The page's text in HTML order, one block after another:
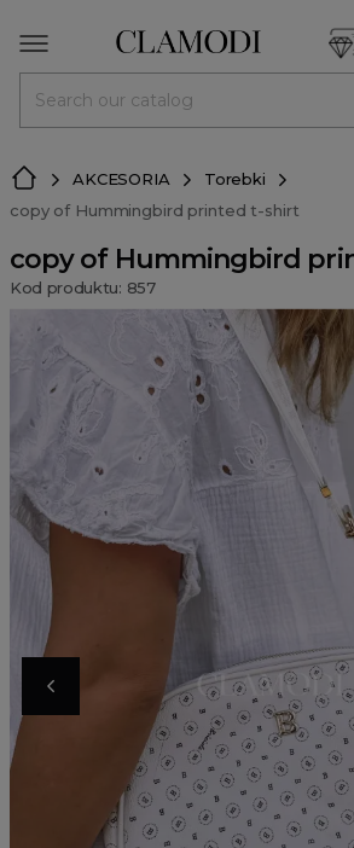
AKCESORIA
Torebki
copy of Hummingbird printed t-shirt
copy of Hummingbird
Kod produktu: 857